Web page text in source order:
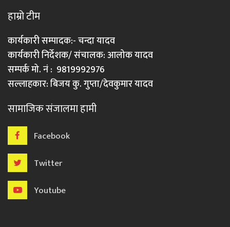
हाम्रो टीम
कार्यकारी सम्पादक:- चन्दा यादव
कार्यकारी निर्देशक/ संचालक: आलोक यादव
सम्पर्क मो. नं : 9819992976
सल्लाहकार: बिजय कु. गुप्ता/देवकुमार यादव
सामाजिक संजालमा हामी
Facebook
Twitter
Youtube